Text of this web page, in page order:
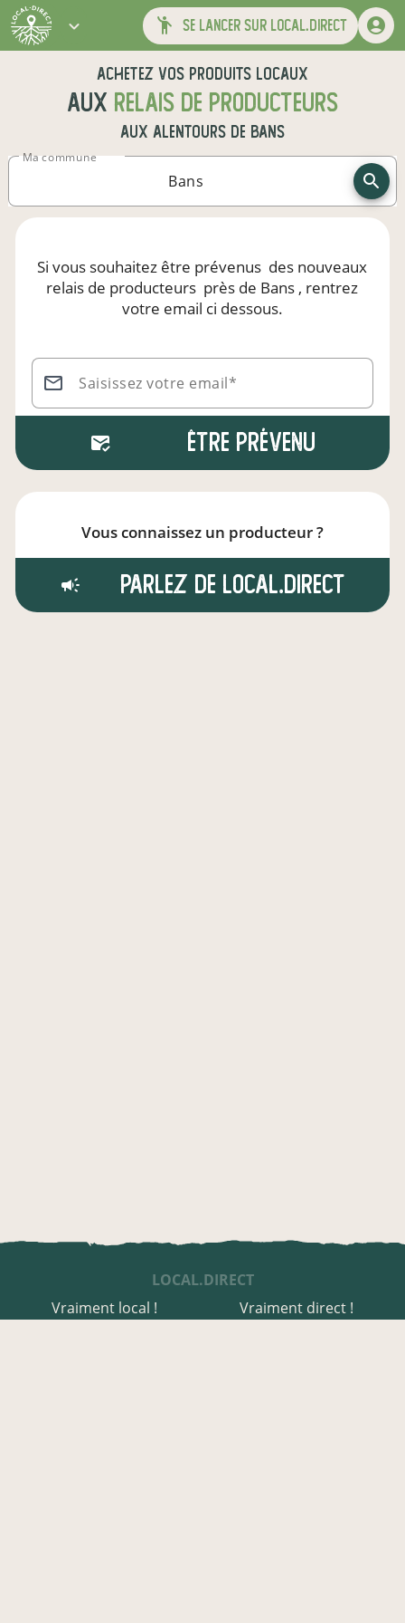
se lancer sur local.direct
Achetez vos produits locaux
aux relais de producteurs
aux alentours de Bans
Ma commune
Si vous souhaitez être prévenus des nouveaux
relais de producteurs près de Bans , rentrez
votre email ci dessous.
Saisissez votre email*
Être prévenu
Vous connaissez un producteur ?
Parlez de local.direct
LOCAL.DIRECT
Vraiment local !
Vraiment direct !